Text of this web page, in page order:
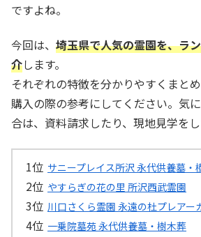
ですよね。
今回は、 埼玉県で人気の霊園を、ラ
介します。
それぞれの特徴を分かりやすくまと
購入の際の参考にしてください。気
合は、資料請求したり、現地見学をし
サニープレイス所沢 永代供養墓・
やすらぎの花の里 所沢西武霊園
川口さくら霊園 永遠の杜プレアー
一乗院墓苑 永代供養墓・樹木葬